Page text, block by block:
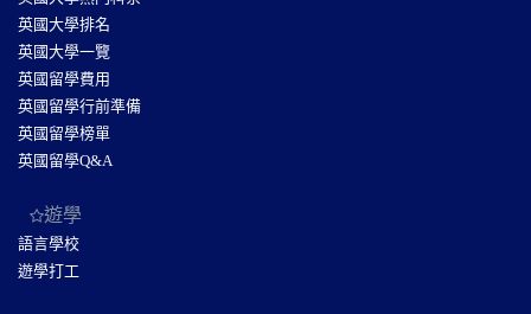
英國大學排名
英國大學一覽
英國留學費用
英國留學行前準備
英國留學榜單
英國留學Q&A
遊學
語言學校
遊學打工